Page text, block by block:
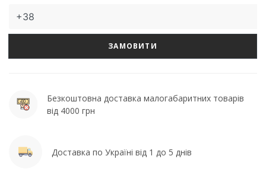
ЗАМОВИТИ
Безкоштовна доставка малогабаритних товарів
від 4000 грн
Доставка по Україні від 1 до 5 днів